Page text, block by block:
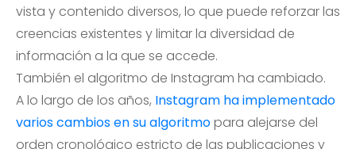
vista y contenido diversos, lo que puede reforzar las
creencias existentes y limitar la diversidad de
información a la que se accede.
También el algoritmo de Instagram ha cambiado.
A lo largo de los años, Instagram ha implementado
varios cambios en su algoritmopara alejarse del
orden cronológico estricto de las publicaciones y